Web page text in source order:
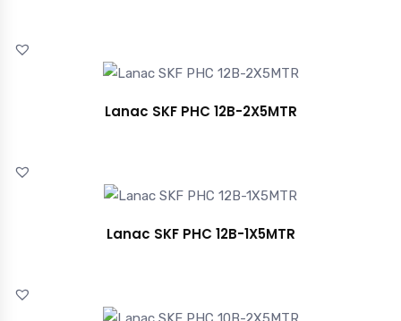
Lanac SKF PHC 12B-2X5MTR
Lanac SKF PHC 12B-1X5MTR